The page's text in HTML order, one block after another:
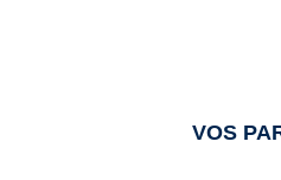
VOS